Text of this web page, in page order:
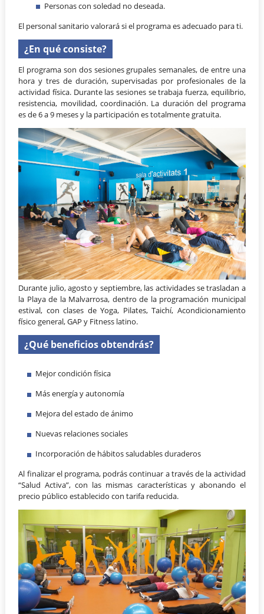
Personas con soledad no deseada.
El personal sanitario valorará si el programa es adecuado para ti.
¿En qué consiste?
El programa son dos sesiones grupales semanales, de entre una
hora y tres de duración, supervisadas por profesionales de la
actividad física. Durante las sesiones se trabaja fuerza, equilibrio,
resistencia, movilidad, coordinación. La duración del programa
es de 6 a 9 meses y la participación es totalmente gratuita.
Durante julio, agosto y septiembre, las actividades se trasladan a
la Playa de la Malvarrosa, dentro de la programación municipal
estival, con clases de Yoga, Pilates, Taichí, Acondicionamiento
físico general, GAP y Fitness latino.
¿Qué beneficios obtendrás?
Mejor condición física
Más energía y autonomía
Mejora del estado de ánimo
Nuevas relaciones sociales
Incorporación de hábitos saludables duraderos
Al finalizar el programa, podrás continuar a través de la actividad
“Salud Activa”, con las mismas características y abonando el
precio público establecido con tarifa reducida.